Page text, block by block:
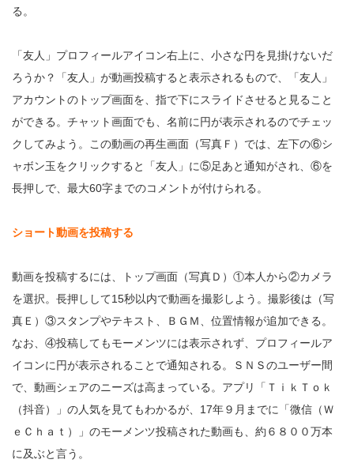
る。
「友人」プロフィールアイコン右上に、小さな円を見掛けないだ
ろうか？「友人」が動画投稿すると表示されるもので、「友人」
アカウントのトップ画面を、指で下にスライドさせると見ること
ができる。チャット画面でも、名前に円が表示されるのでチェッ
クしてみよう。この動画の再生画面（写真Ｆ）では、左下の⑥シ
ャボン玉をクリックすると「友人」に⑤足あと通知がされ、⑥を
長押しで、最大60字までのコメントが付けられる。
ショート動画を投稿する
動画を投稿するには、トップ画面（写真Ｄ）①本人から②カメラ
を選択。長押しして15秒以内で動画を撮影しよう。撮影後は（写
真Ｅ）③スタンプやテキスト、ＢＧＭ、位置情報が追加できる。
なお、④投稿してもモーメンツには表示されず、プロフィールア
イコンに円が表示されることで通知される。ＳＮＳのユーザー間
で、動画シェアのニーズは高まっている。アプリ「ＴｉｋＴｏｋ
（抖音）」の人気を見てもわかるが、17年９月までに「微信（Ｗ
ｅＣｈａｔ）」のモーメンツ投稿された動画も、約６８００万本
に及ぶと言う。